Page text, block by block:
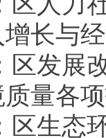
增长与
区发展
量各
区生态